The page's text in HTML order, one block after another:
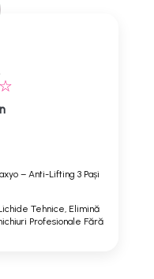
– Anti-Lifting 3 Pași
Tehnice, Elimină
Profesionale Fără